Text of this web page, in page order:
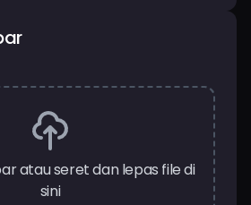
atau seret dan lepas file di
sini